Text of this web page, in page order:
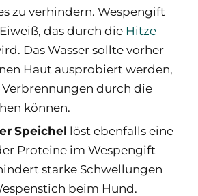
zu verhindern. Wespengift
das durch die Hitze
Das Wasser sollte vorher
Haut ausprobiert werden,
durch die
können.
Speichel löst ebenfalls eine
Proteine im Wespengift
starke Schwellungen
beim Hund.